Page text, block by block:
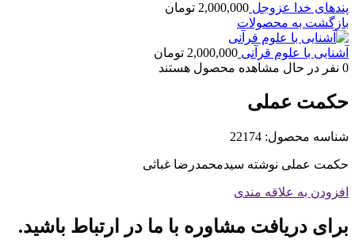
پندهای خدا عزوجل 2,000,000 تومان
بازگشت به محصولات
آشنایی با علوم قرآنی 2,000,000 تومان
0 نفر در حال مشاهده محصول هستند
حکمت عملی
شناسه محصول: 22174
حکمت عملی نوشته سیدمحمدرضا غباثی
افزودن به علاقه مندی
برای دریافت مشاوره با ما در ارتباط باشید.